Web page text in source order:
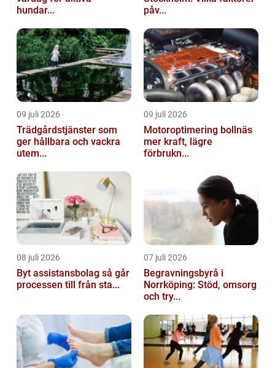
hundar...
påv...
09 juli 2026
Trädgårdstjänster som
ger hållbara och vackra
utem...
09 juli 2026
Motoroptimering bollnäs
mer kraft, lägre
förbrukn...
08 juli 2026
Byt assistansbolag så går
processen till från sta...
07 juli 2026
Begravningsbyrå i
Norrköping: Stöd, omsorg
och try...